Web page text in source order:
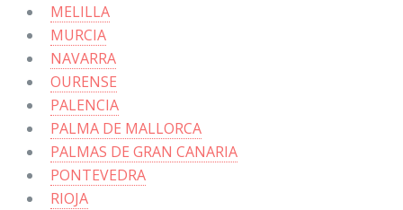
MELILLA
MURCIA
NAVARRA
OURENSE
PALENCIA
PALMA DE MALLORCA
PALMAS DE GRAN CANARIA
PONTEVEDRA
RIOJA